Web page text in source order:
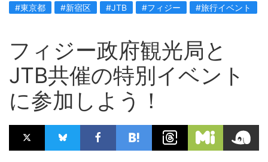
#東京都 #新宿区 #JTB #フィジー #旅行イベント
フィジー政府観光局と
JTB共催の特別イベント
に参加しよう！